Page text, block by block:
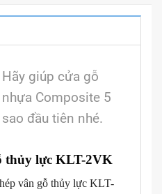
Hãy giúp cửa gỗ
nhựa Composite 5
sao đầu tiên nhé.
thủy lực KLT-2VK
vân gỗ thủy lực KLT-